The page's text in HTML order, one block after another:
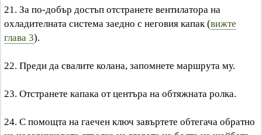
21. За по-добър достъп отстранете вентилатора на
охладителната система заедно с неговия капак (вижте
глава 3).
22. Преди да свалите колана, запомнете маршрута му.
23. Отстранете капака от центъра на обтяжната ролка.
24. С помощта на гаечен ключ завъртете обтегача обратно